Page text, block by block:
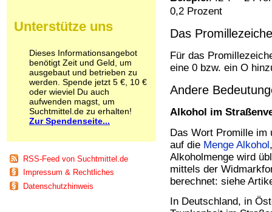
0,2 Prozent
Das
Für das
eine 0 bzw. ein O
Andere
Alkohol im
Das Wort Promille im
auf die Menge Alkohol
Alkoholmenge wird
mittels der
berechnet: siehe
In Deutschland, in
Psychopharmaka
Schmerzmittel
Schnüffelstoffe
Spice
Sucht / Süchte
Alkoholsucht
Arbeitssucht
Co-Abhängigkeit
Essstörungen
Fernsehsucht
Internetsucht
Unterstütze uns
Dieses Informationsangebot
benötigt Zeit und Geld, um
ausgebaut und betrieben zu
werden. Spende jetzt 5 €, 10 €
oder wieviel Du auch
aufwenden magst, um
Suchtmittel.de zu erhalten!
Zur Spendenseite...
RSS-Feed von Suchtmittel.de
Impressum & Rechtliches
Datenschutzhinweis